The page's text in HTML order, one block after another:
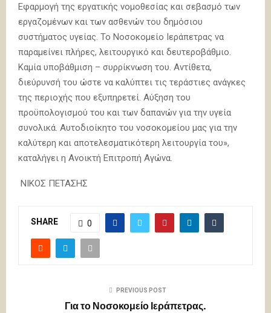
Εφαρμογή της εργατικής νομοθεσίας και σεβασμό των
εργαζομένων και των ασθενών του δημόσιου
συστήματος υγείας. Το Νοσοκομείο Ιεράπετρας να
παραμείνει πλήρες, λειτουργικό και δευτεροβάθμιο.
Καμία υποβάθμιση – συρρίκνωση του. Αντίθετα,
διεύρυνσή του ώστε να καλύπτει τις τεράστιες ανάγκες
της περιοχής που εξυπηρετεί. Αύξηση του
προϋπολογισμού του και των δαπανών για την υγεία
συνολικά. Αυτοδιοίκητο του νοσοκομείου μας για την
καλύτερη και αποτελεσματικότερη λειτουργία του»,
καταλήγει η Ανοικτή Επιτροπή Αγώνα.
ΝΙΚΟΣ ΠΕΤΑΣΗΣ
SHARE 0
PREVIOUS POST
Για το Νοσοκομείο Ιεράπετρας.